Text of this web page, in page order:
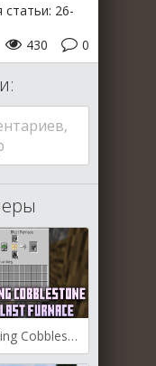
26-
0
430
Smelting Cobblestone In A Blast Furnace для Майнкрафт [1.20.3, 1.20.3, 1.20.2]